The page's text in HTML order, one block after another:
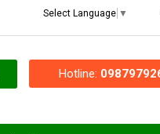
Select Language ▼
Hotline: